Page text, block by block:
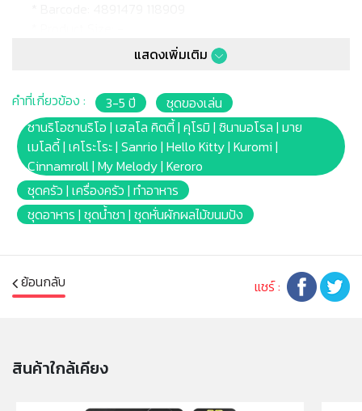
* Package Size: 28 X 17 X 7.5 cm.
หมายเหตุ:
สินค้าอาจมีการเปลี่ยนแปลงลวดลาย สีสันบนผลิตภัณฑ์ หรือ
แพ็คเกจโดยร้านฯอาจไม่สามารถแจ้งให้ทราบล่วงหน้า และสี
ของผลิตภัณฑ์ที่แสดงบนเว็บไซต์อาจมีความแตกต่างกันจาก
การตั้งค่าการแสดงผลสีของแต่ละหน้าจอ
คำเตือน/ข้อห้าม:
งานในการดูแลของผู้ปกครอง หรือผู้เชี่ยวชาญ ไม่นำเข้าจมูก
และขว้างปา
แสดงเพิ่มเติม
คำที่เกี่ยวข้อง : 3-5 ปี
ชุดของเล่น
ซานริโอซานริโอ | เฮลโล คิตตี้ | คุโรมิ | ซินามอโรล | มาย
เมโลดี้ | เคโระโระ | Sanrio | Hello Kitty | Kuromi |
Cinnamroll | My Melody | Keroro
ชุดครัว | เครื่องครัว | ทำอาหาร
ชุดอาหาร | ชุดน้ำชา | ชุดหั่นผักผลไม้ขนมปัง
ย้อนกลับ แชร์ :
สินค้าใกล้เคียง